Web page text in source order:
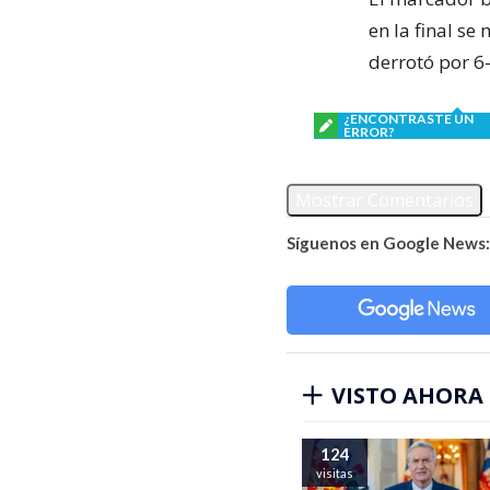
en la final se
derrotó por
¿ENCONTRASTE UN
ERROR?
Síguenos en Google News:
VISTO AHORA
124
visitas